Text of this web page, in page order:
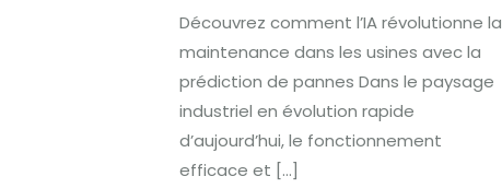
Découvrez comment l’IA révolutionne la
maintenance dans les usines avec la
prédiction de pannes Dans le paysage
industriel en évolution rapide
d’aujourd’hui, le fonctionnement
efficace et […]